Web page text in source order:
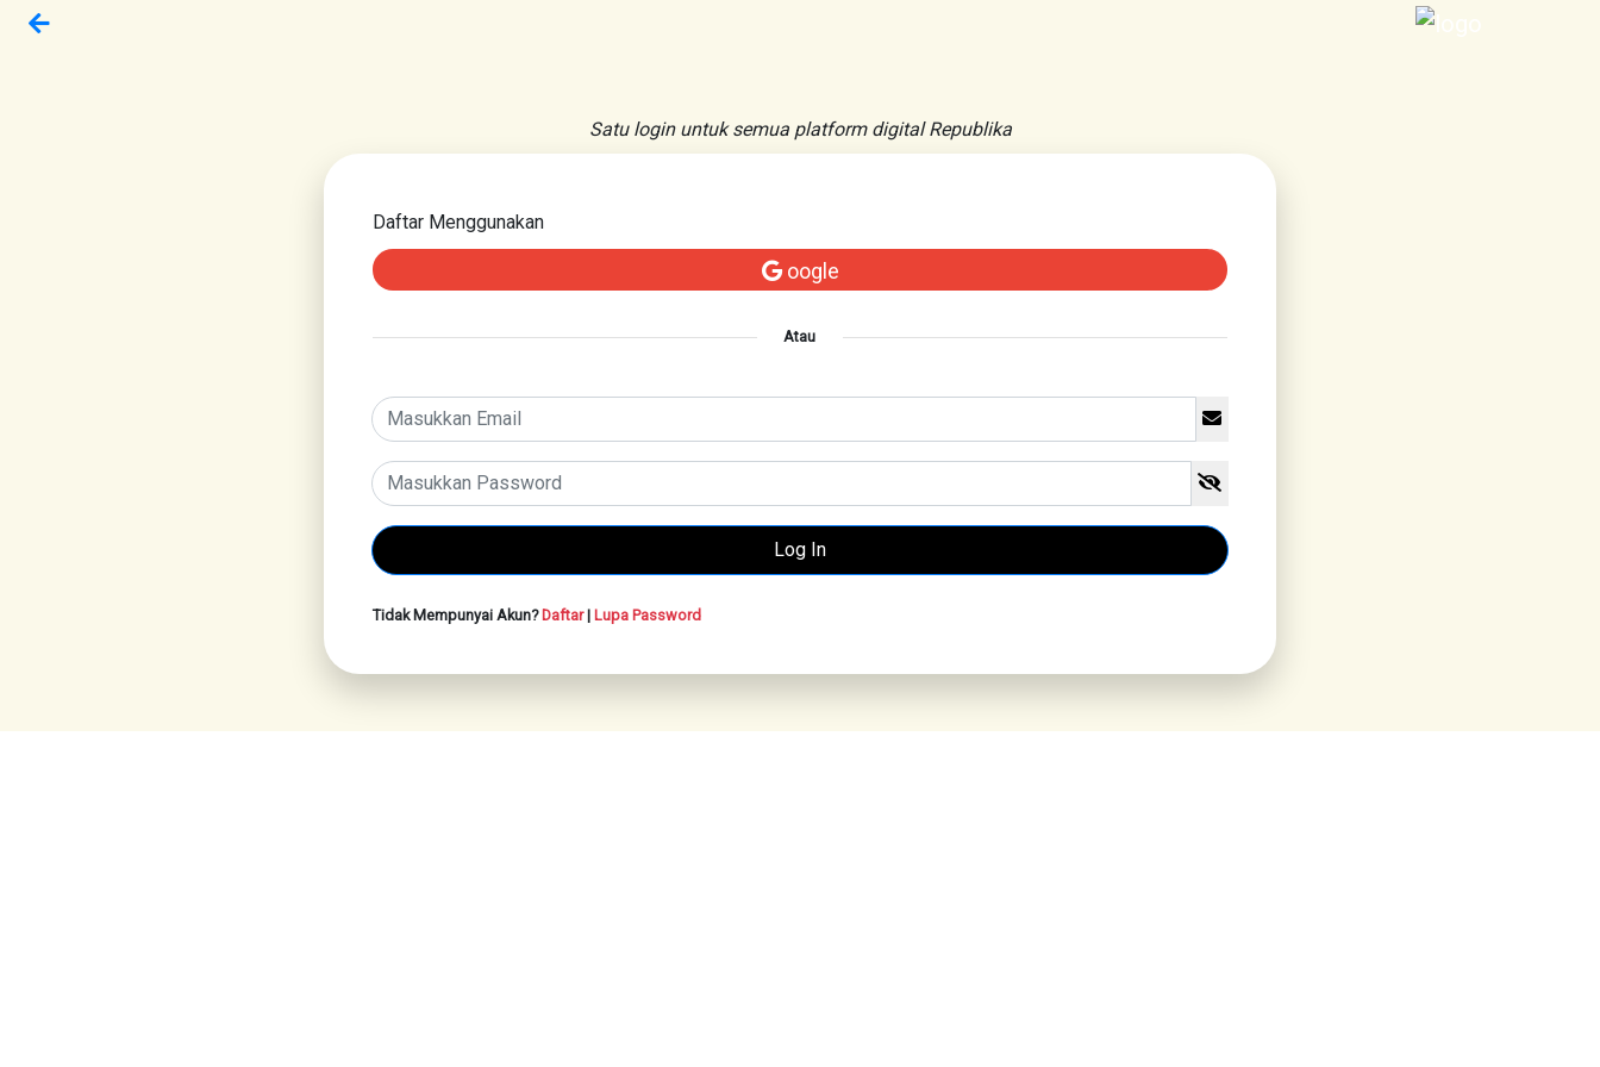
Satu login untuk semua platform digital Republika
Daftar Menggunakan
oogle
Atau
Tidak Mempunyai Akun?Daftar| Lupa Password